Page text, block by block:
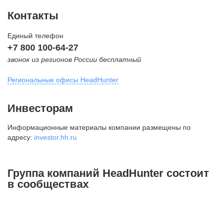
Контакты
Единый телефон
+7 800 100-64-27
звонок из регионов России бесплатный
Региональные офисы HeadHunter
внутригородская территория
Муниципальный округ Тверской,
2-я Брестская ул., д. 48,
+7 495 980-64-27
Инвесторам
Информационные материалы компании размещены по
адресу: investor.hh.ru
Группа компаний HeadHunter состоит
в сообществах